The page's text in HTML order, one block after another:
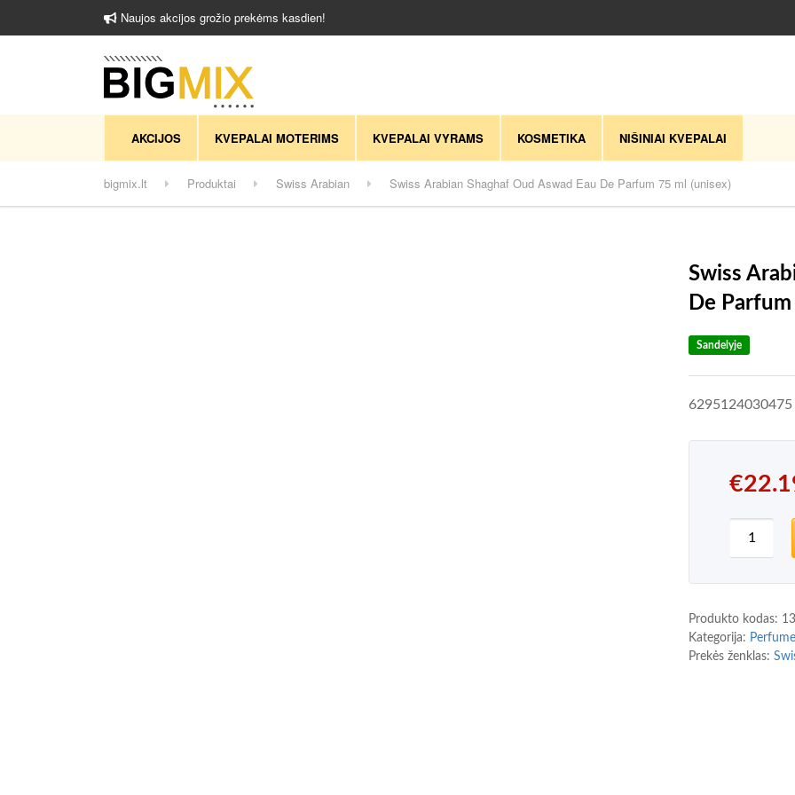
Naujos akcijos grožio prekėms kasdien!
AKCIJOS KVEPALAI MOTERIMS KVEPALAI VYRAMS KOSMETIKA NIŠINIAI KVEPALAI
bigmix.lt Produktai Swiss Arabian Swiss Arabian Shaghaf Oud Aswad Eau De Parfum 75 ml (unisex)
Swiss
De
Sandelyje
6295124030475
€
Produkto kodas:
Kategorija:
Prekės ženklas: